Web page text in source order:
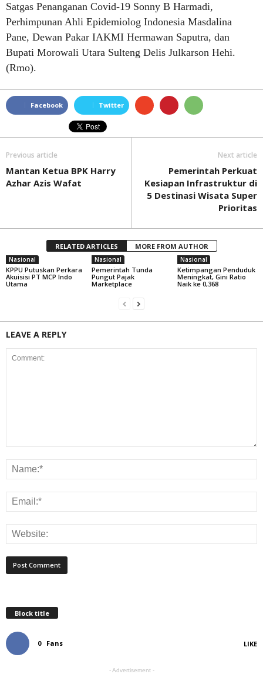
Satgas Penanganan Covid-19 Sonny B Harmadi,
Perhimpunan Ahli Epidemiolog Indonesia Masdalina
Pane, Dewan Pakar IAKMI Hermawan Saputra, dan
Bupati Morowali Utara Sulteng Delis Julkarson Hehi.
(Rmo).
Facebook Twitter
Previous article
Mantan Ketua BPK Harry
Azhar Azis Wafat
Next article
Pemerintah Perkuat
Kesiapan Infrastruktur di
5 Destinasi Wisata Super
Prioritas
RELATED ARTICLES MORE FROM AUTHOR
Nasional
KPPU Putuskan Perkara
Akuisisi PT MCP Indo
Utama
Nasional
Pemerintah Tunda
Pungut Pajak
Marketplace
Nasional
Ketimpangan Penduduk
Meningkat, Gini Ratio
Naik ke 0,368
LEAVE A REPLY
Block title
0 Fans LIKE
- Advertisement -